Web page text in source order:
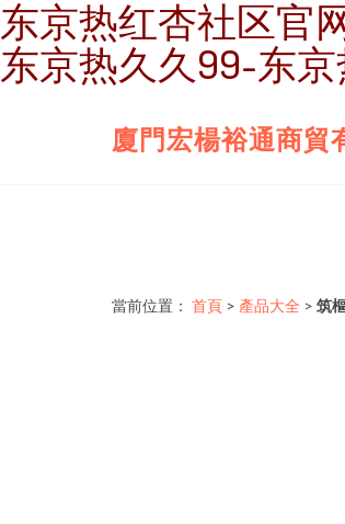
东京热红杏社区官
东京热久久99-东
廈門宏楊裕通商貿
當前位置： 首頁 > 產品大全 > 筑